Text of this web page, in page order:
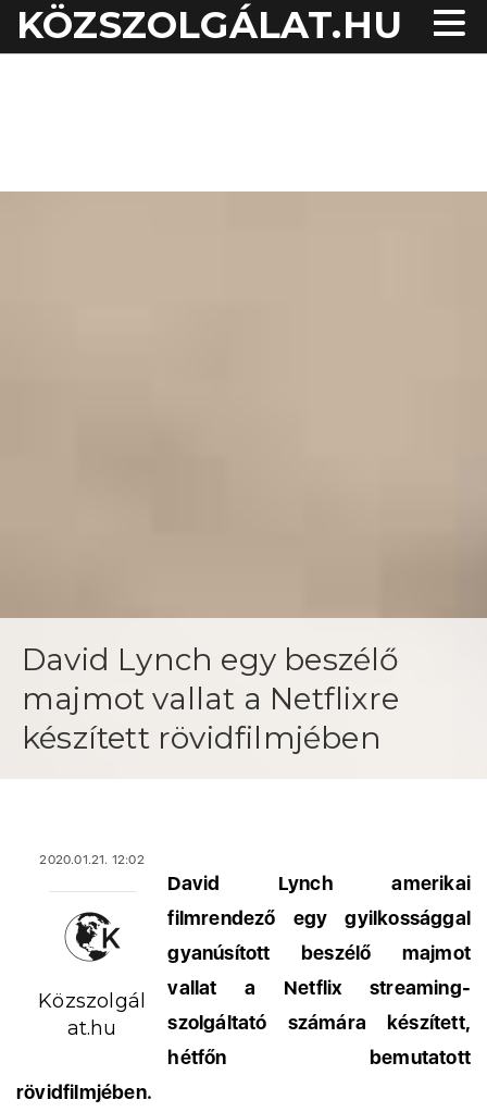
KÖZSZOLGÁLAT.HU
David Lynch egy beszélő
majmot vallat a Netflixre
készített rövidfilmjében
2020.01.21. 12:02
Közszolgál
at.hu
David Lynch amerikai
filmrendező egy gyilkossággal
gyanúsított beszélő majmot
vallat a Netflix streaming-
szolgáltató számára készített,
hétfőn bemutatott
rövidfilmjében.